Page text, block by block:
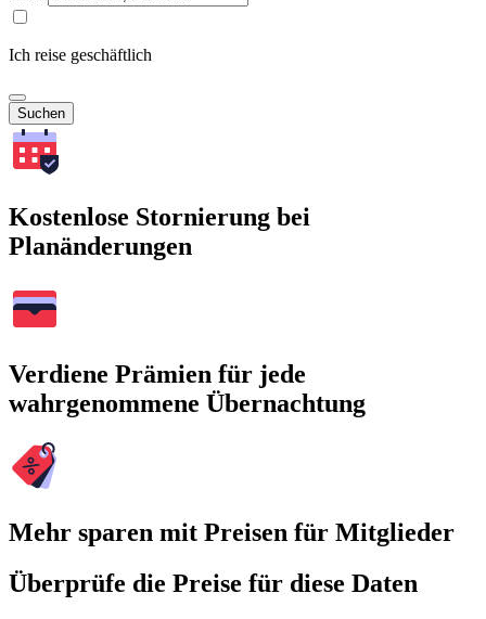
Ich reise geschäftlich
Suchen
Kostenlose Stornierung bei
Planänderungen
Verdiene Prämien für jede
wahrgenommene Übernachtung
Mehr sparen mit Preisen für Mitglieder
Überprüfe die Preise für diese Daten